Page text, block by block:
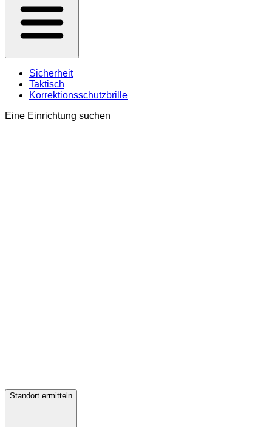
Sicherheit
Taktisch
Korrektionsschutzbrille
Eine Einrichtung suchen
Standort ermitteln